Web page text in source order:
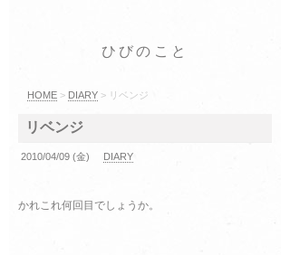
ひびのこと
HOME > DIARY > リベンジ
リベンジ
2010/04/09 (金) DIARY
かれこれ何回目でしょうか。